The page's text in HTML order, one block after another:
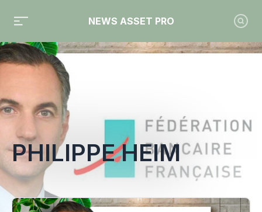
NEWS ASSET PRO
Toute l'actualité sur le tag "Philippe Heim"
PHILIPPE HEIM